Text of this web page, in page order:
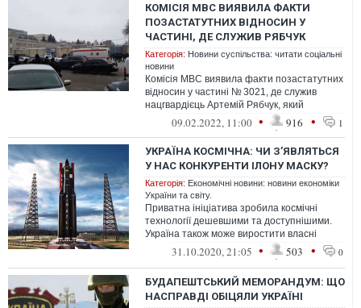
КОМІСІЯ МВС ВИЯВИЛА ФАКТИ
ПОЗАСТАТУТНИХ ВІДНОСИН У
ЧАСТИНІ, ДЕ СЛУЖИВ РЯБЧУК
Категорія: Новини суспільства: читати соціальні
новини
Комісія МВС виявила факти позастатутних
відносин у частині № 3021, де служив
нацгвардієць Артемій Рябчук, який
розстріляв варту на Південмаші у Дніпрі...
09.02.2022, 11:00 • 916 • 1
УКРАЇНА КОСМІЧНА: ЧИ З’ЯВЛЯТЬСЯ
У НАС КОНКУРЕНТИ ІЛОНУ МАСКУ?
Категорія: Економічні новини: новини економіки
України та світу.
Приватна ініціатива зробила космічні
технології дешевшими та доступнішими.
Україна також може виростити власні
приватні аерокосмічні компанії
31.10.2020, 21:05 • 503 • 0
БУДАПЕШТСЬКИЙ МЕМОРАНДУМ: ЩО
НАСПРАВДІ ОБІЦЯЛИ УКРАЇНІ